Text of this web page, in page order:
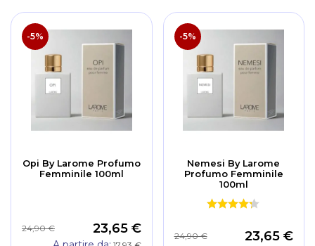
-5%
Opi By Larome Profumo
Femminile 100ml
23,65 €
24,90 €
-5%
Nemesi By Larome
Profumo Femminile
100ml
23,65 €
24,90 €